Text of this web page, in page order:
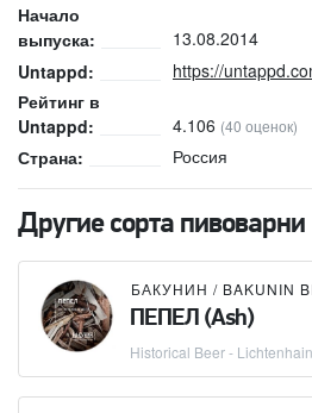
Начало
выпуска:
13.08.2014
Untappd:
https://
Рейтинг в
Untappd:
4.106 (40 оценок)
Страна: Россия
Другие сорта пивоварни
ПЕПЕЛ (Ash)
Historical Beer -